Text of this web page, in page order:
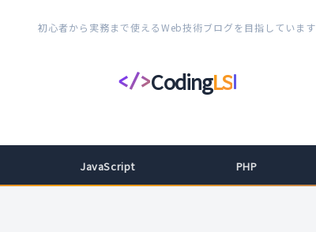
初心者から実務まで使えるWeb技術ブログを目指しています
</>CodingLS
コ
ィ
JavaScript PHP